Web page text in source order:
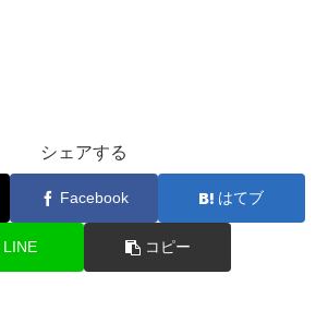
シェアする
Facebook はてブ
LINE コピー